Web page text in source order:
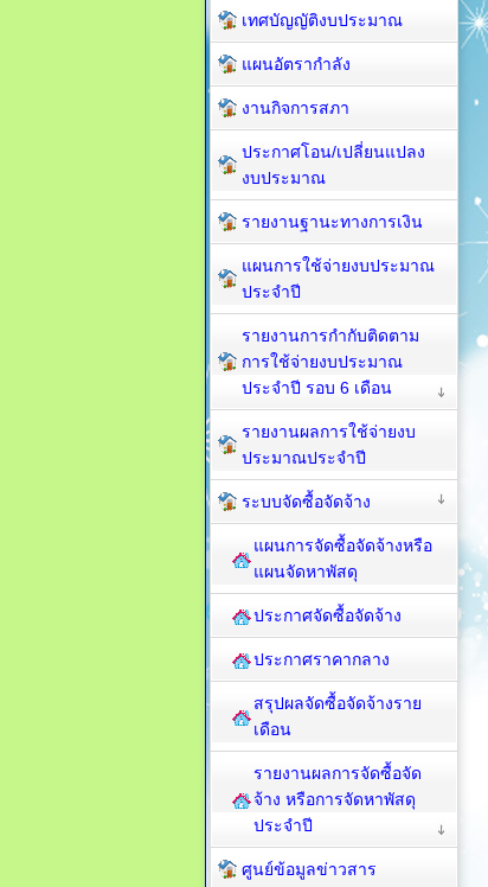
เทศบัญญัติงบประมาณ
แผนอัตรากำลัง
งานกิจการสภา
ประกาศโอน/เปลี่ยนแปลง
งบประมาณ
รายงานฐานะทางการเงิน
แผนการใช้จ่ายงบประมาณ
ประจำปี
รายงานการกำกับติดตาม
การใช้จ่ายงบประมาณ
ประจำปี รอบ 6 เดือน
รายงานผลการใช้จ่ายงบ
ประมาณประจำปี
ระบบจัดซื้อจัดจ้าง
แผนการจัดซื้อจัดจ้างหรือ
แผนจัดหาพัสดุ
ประกาศจัดซื้อจัดจ้าง
ประกาศราคากลาง
สรุปผลจัดซื้อจัดจ้างราย
เดือน
รายงานผลการจัดซื้อจัด
จ้าง หรือการจัดหาพัสดุ
ประจำปี
ศูนย์ข้อมูลข่าวสาร